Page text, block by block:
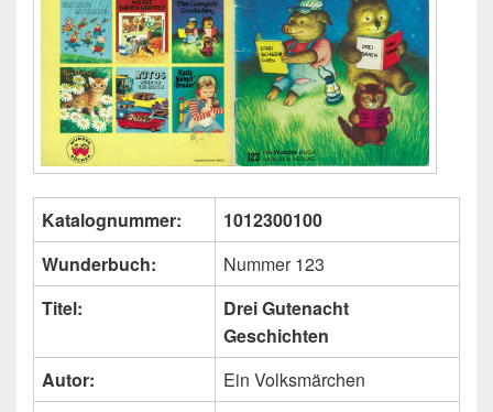
Katalognummer:
1012300100
Wunderbuch:
Nummer 123
Titel:
Drei Gutenacht
Geschichten
Autor:
Ein Volksmärchen